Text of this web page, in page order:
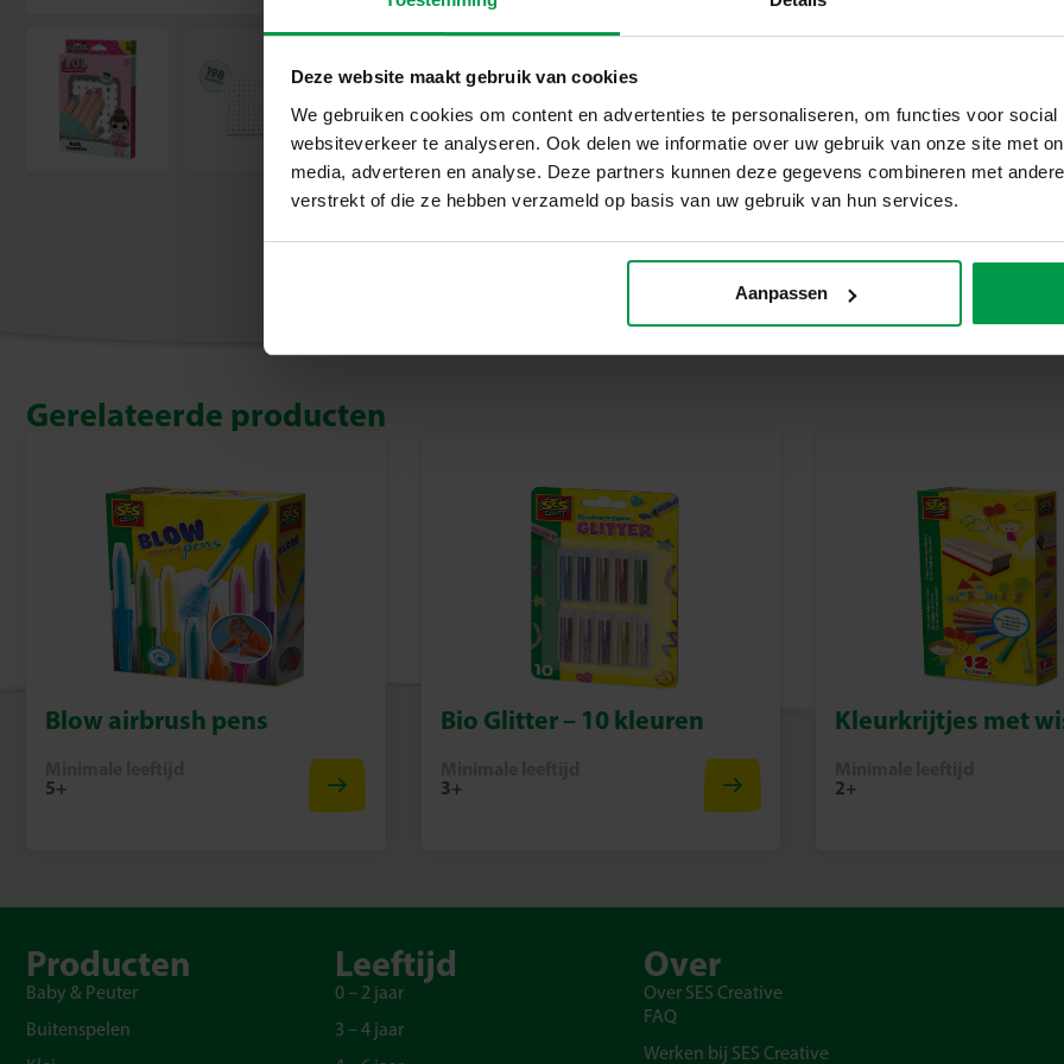
Deze website maakt gebruik van cookies
We gebruiken cookies om content en advertenties te personaliseren, om functies voor social
websiteverkeer te analyseren. Ook delen we informatie over uw gebruik van onze site met
media, adverteren en analyse. Deze partners kunnen deze gegevens combineren met
verstrekt of die ze hebben verzameld op basis van uw gebruik van hun services.
Aanpassen
kinderen trots kunnen zijn op
Begin vandaag nog met het
Laat je creativiteit los en geef
Gerelateerde producten
Blow airbrush pens
5+
Bio Glitter – 10 kleuren
3+
Kleurkrijtjes met
2+
Producten
Baby & Peuter
Buitenspelen
Leeftijd
0 – 2 jaar
3 – 4 jaar
Over
Over SES Creative
FAQ
Werken bij SES Creative